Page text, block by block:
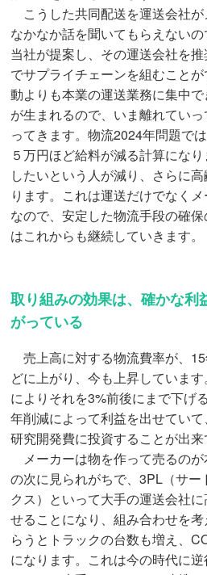
こうした共同配送を運送会社が
なかなか話を聞いてもらえない
当社が提案し、その運送会社を
でサプライチェーンを組むこと
動よりも本業の運送業務に集中
が生まれるので、いま離れてい
ってきます。物流2024年問題で
５万円ほど給料が減る計算にな
したいという人が減り、さらに
ります。これは運送だけでなく
なので、安定した物流手段の確
はこれからも継続していきます。
取り組みの効果は、確かな利
がっている
売上高に対する物流費率が、
どに上がり、今も上昇していま
によりそれを3%前後にまで下げ
年削減によって利益を出せてい
研究開発費に投資することが出来
メーカーは物を作って売るの
の次に見られがちで、3PL（サー
クス）といって大手の運送会社
せることになり、組み合わせを
らうとトラックの台数も増え、
になります。これは今の時代に逆